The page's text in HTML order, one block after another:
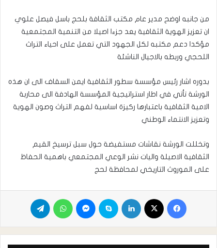
من جانبه اوضح مدير عام مكتب الثقافة بلحج باسل فيصل علوي
ان تعزيز الهوية الثقافية يعد جزءا اصيلا من التنمية المجتمعية
مؤكدا دعم مكتبه لكل الجهود التي تعمل على احياء التراث
اللحجي وربطه بالاجيال الناشئة
بدوره اشار رئيس مؤسسة سطور الثقافية ايمن السقاف الى ان هذه
الورشة تأتي في اطار استراتيجية المؤسسة الهادفة الى محاربة
الامية الثقافية باعتبارها ركيزة اساسية لفهم التراث وصون الهوية
وتعزيز الانتماء الوطني
وتخللت الورشة نقاشات مستفيضة حول سبل ترسيخ القيم
الثقافية الاصيلة واليات نشر الوعي المجتمعي باهمية الحفاظ
على الموروث التاريخي لمحافظة لحج